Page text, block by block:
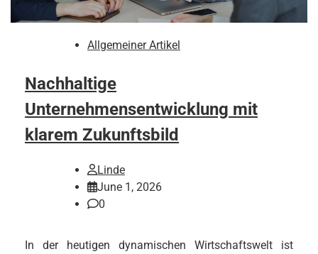
Allgemeiner Artikel
Nachhaltige
Unternehmensentwicklung mit
klarem Zukunftsbild
Linde
June 1, 2026
0
In der heutigen dynamischen Wirtschaftswelt ist